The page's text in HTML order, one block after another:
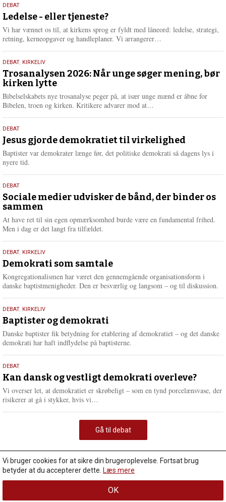
e
r
e
10.
juni
2026
DEBAT
Ledelse - eller tjeneste?
Vi har vænnet os til, at kirkens sprog er fyldt med låneord: ledelse, strategi,
retning, kerneopgaver og handleplaner. Vi arrangerer…
e
2.
juni
2026
DEBAT, KIRKELIV
Trosanalysen 2026: Når unge søger mening, bør
kirken lytte
Bibelselskabets nye trosanalyse peger på, at især unge mænd er åbne for
Bibelen, troen og kirken. Kritikere advarer mod at…
e
r
18.
maj
2026
DEBAT
Jesus gjorde demokratiet til virkelighed
Baptister var demokrater længe før, det politiske demokrati så dagens lys i
nyere tid.
18.
maj
2026
DEBAT
Sociale medier udvisker de bånd, der binder os
sammen
At have ret til sin egen opmærksomhed burde være en fundamental frihed.
Men i dag er det langt fra tilfældet.
18.
maj
2026
DEBAT, KIRKELIV
Demokrati som samtale
Kongregationalismen har været den gennemgående organisationsform i
danske baptistmenigheder. Den er besværlig og langsom – og til diskussion.
18.
maj
2026
DEBAT, KIRKELIV
Baptister og demokrati
Danske baptister fik betydning for etablering af demokratiet – og det danske
demokrati har haft indflydelse på baptisterne.
18.
maj
2026
DEBAT
Kan dansk og vestligt demokrati overleve?
Vi overser let, at demokratiet er skrøbeligt – som en tynd porcelænsvase, der
risikerer at gå i stykker, hvis vi…
m
e
e
Gå til debat
Vi bruger cookies for at sikre din brugeroplevelse. Fortsat brug
betyder at du accepterer dette. Læs mere
OK